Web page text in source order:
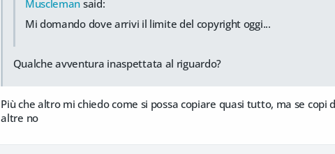
Muscleman said:
Mi domando dove arrivi il limite del copyright oggi...
Qualche avventura inaspettata al riguardo?
Più che altro mi chiedo come si possa copiare quasi tutto, ma se
altre no